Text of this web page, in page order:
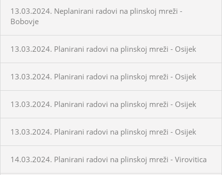
13.03.2024. Neplanirani radovi na plinskoj mreži -
Bobovje
13.03.2024. Planirani radovi na plinskoj mreži - Osijek
13.03.2024. Planirani radovi na plinskoj mreži - Osijek
13.03.2024. Planirani radovi na plinskoj mreži - Osijek
13.03.2024. Planirani radovi na plinskoj mreži - Osijek
14.03.2024. Planirani radovi na plinskoj mreži - Virovitica